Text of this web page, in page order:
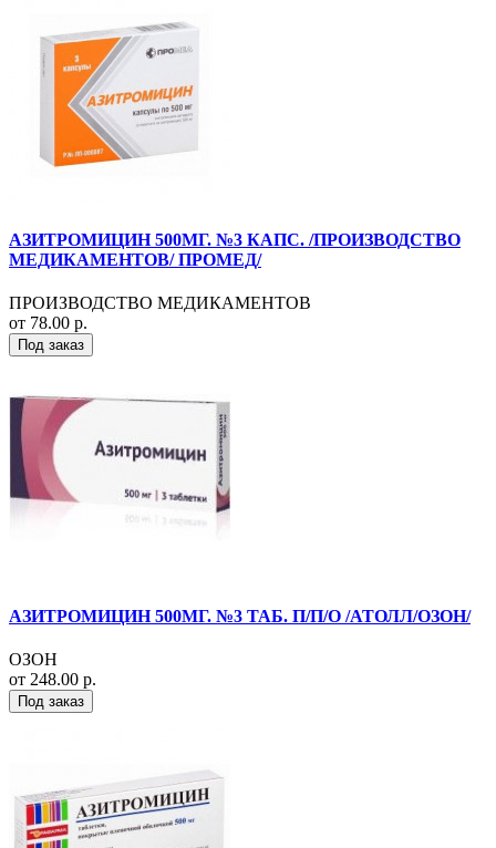
АЗИТРОМИЦИН 500МГ. №3 КАПС. /ПРОИЗВОДСТВО
МЕДИКАМЕНТОВ/ ПРОМЕД/
ПРОИЗВОДСТВО МЕДИКАМЕНТОВ
от 78.00 р.
Под заказ
АЗИТРОМИЦИН 500МГ. №3 ТАБ. П/П/О /АТОЛЛ/ОЗОН/
ОЗОН
от 248.00 р.
Под заказ